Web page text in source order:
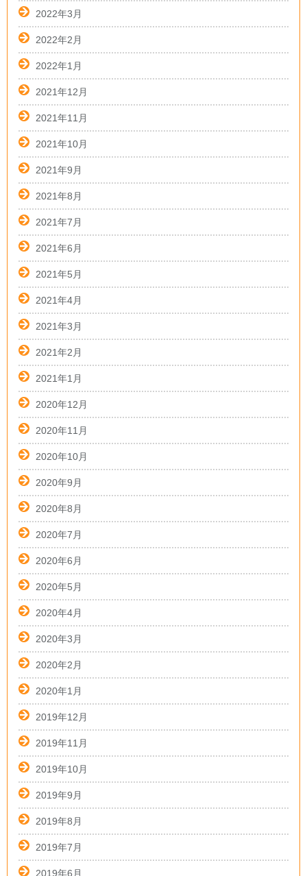
2022年3月
2022年2月
2022年1月
2021年12月
2021年11月
2021年10月
2021年9月
2021年8月
2021年7月
2021年6月
2021年5月
2021年4月
2021年3月
2021年2月
2021年1月
2020年12月
2020年11月
2020年10月
2020年9月
2020年8月
2020年7月
2020年6月
2020年5月
2020年4月
2020年3月
2020年2月
2020年1月
2019年12月
2019年11月
2019年10月
2019年9月
2019年8月
2019年7月
2019年6月